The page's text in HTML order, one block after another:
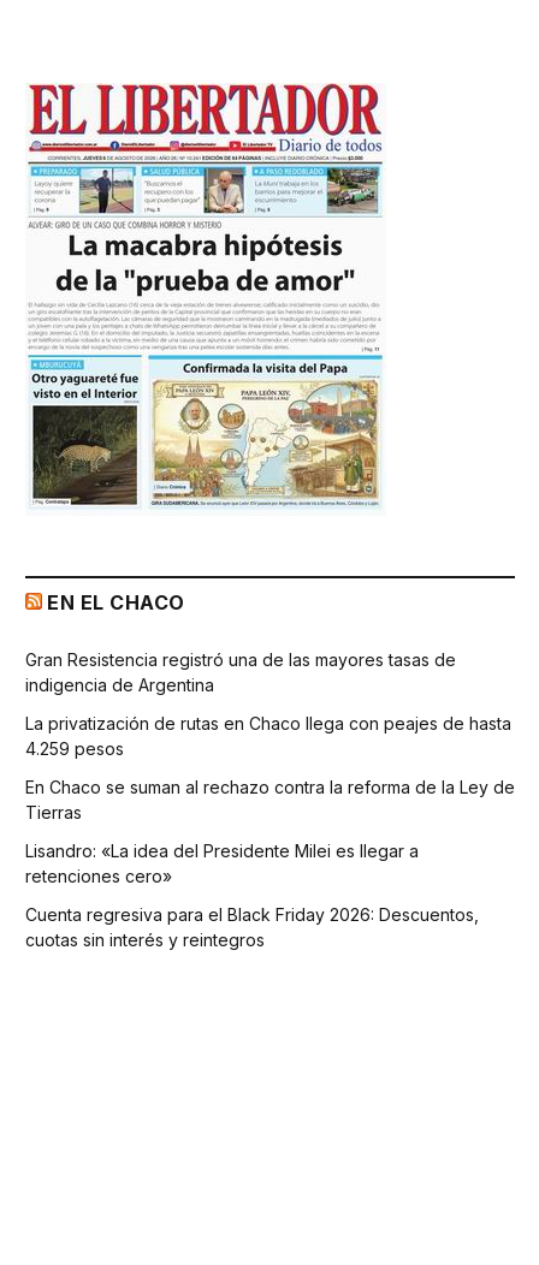
EN EL CHACO
Gran Resistencia registró una de las mayores tasas de
indigencia de Argentina
La privatización de rutas en Chaco llega con peajes de hasta
4.259 pesos
En Chaco se suman al rechazo contra la reforma de la Ley de
Tierras
Lisandro: «La idea del Presidente Milei es llegar a
retenciones cero»
Cuenta regresiva para el Black Friday 2026: Descuentos,
cuotas sin interés y reintegros